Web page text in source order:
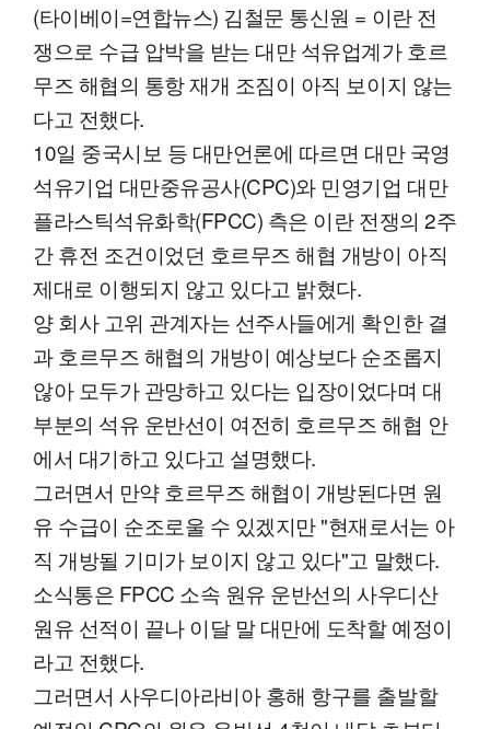
(타이베이=연합뉴스) 김철문 통신원 = 이란 전
쟁으로 수급 압박을 받는 대만 석유업계가 호르
무즈 해협의 통항 재개 조짐이 아직 보이지 않는
다고 전했다.
10일 중국시보 등 대만언론에 따르면 대만 국영
석유기업 대만중유공사(CPC)와 민영기업 대만
플라스틱석유화학(FPCC) 측은 이란 전쟁의 2주
간 휴전 조건이었던 호르무즈 해협 개방이 아직
제대로 이행되지 않고 있다고 밝혔다.
양 회사 고위 관계자는 선주사들에게 확인한 결
과 호르무즈 해협의 개방이 예상보다 순조롭지
않아 모두가 관망하고 있다는 입장이었다며 대
부분의 석유 운반선이 여전히 호르무즈 해협 안
에서 대기하고 있다고 설명했다.
그러면서 만약 호르무즈 해협이 개방된다면 원
유 수급이 순조로울 수 있겠지만 "현재로서는 아
직 개방될 기미가 보이지 않고 있다"고 말했다.
소식통은 FPCC 소속 원유 운반선의 사우디산
원유 선적이 끝나 이달 말 대만에 도착할 예정이
라고 전했다.
그러면서 사우디아라비아 홍해 항구를 출발할